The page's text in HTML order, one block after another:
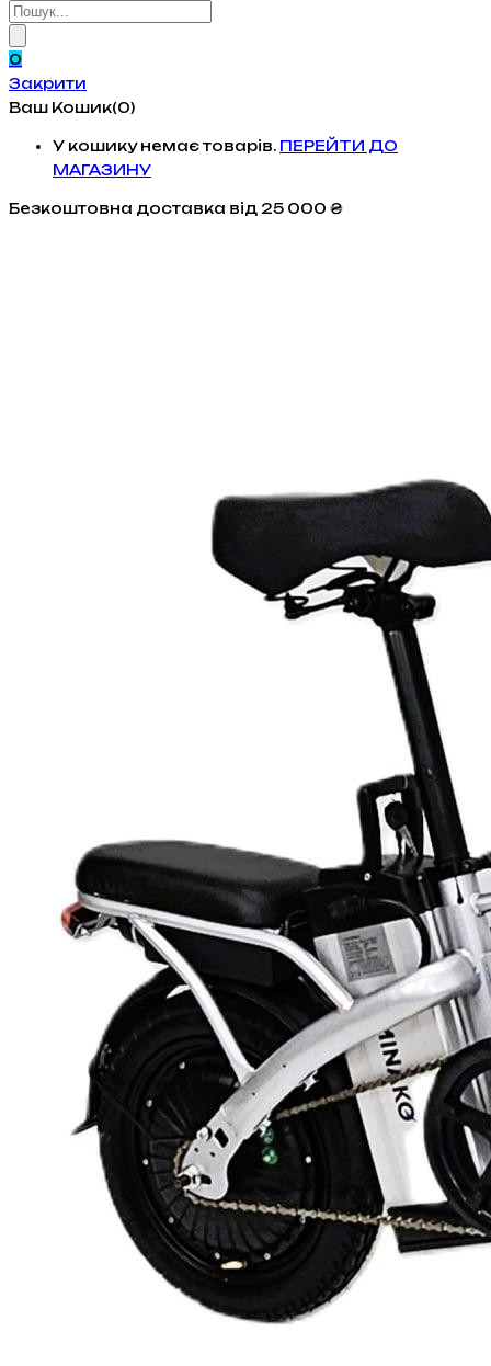
Products
0
Закрити
Ваш Кошик(0)
У кошику немає товарів. ПЕРЕЙТИ ДО
МАГАЗИНУ
Безкоштовна доставка від 25 000 ₴